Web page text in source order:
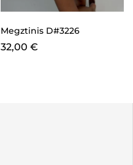
Megztinis D#3226
32,00 €